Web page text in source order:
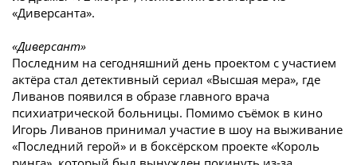
«Диверсанта».
«Диверсант»
Последним на сегодняшний день проектом с участием
актёра стал детективный сериал «Высшая мера», где
Ливанов появился в образе главного врача
психиатрической больницы. Помимо съёмок в кино
Игорь Ливанов принимал участие в шоу на выживание
«Последний герой» и в боксёрском проекте «Король